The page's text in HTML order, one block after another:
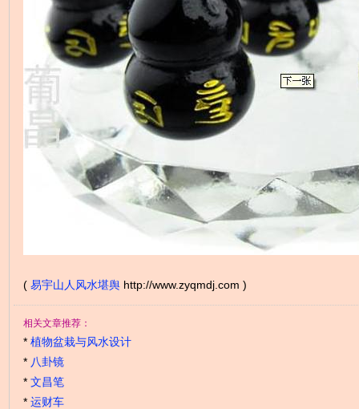
( 易宇山人风水堪舆http://www.zyqmdj.com )
相关文章推荐：
* 植物盆栽与风水设计
* 八卦镜
* 文昌笔
* 运财车